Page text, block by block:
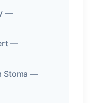
—
—
Stoma —